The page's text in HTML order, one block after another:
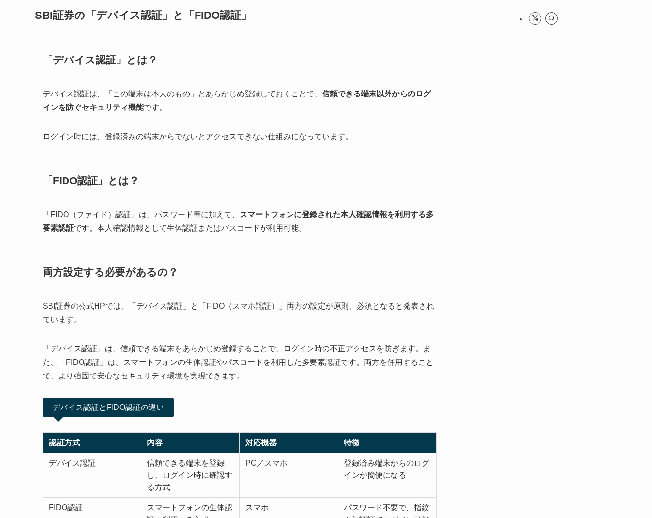
SBI証券の「デバイス認証」と「FIDO認証」
「デバイス認証」とは？
デバイス認証は、「この端末は本人のもの」とあらかじめ登録しておくことで、 信頼できる端末以外からのログ
インを防ぐセキュリティ機能です。
ログイン時には、登録済みの端末からでないとアクセスできない仕組みになっています。
「FIDO認証」とは？
「FIDO（ファイド）認証」は、パスワード等に加えて、
スマートフォンに登録された本人確認情報を利用する多
要素認証です。本人確認情報として生体認証またはパスコードが利用可能。
両方設定する必要があるの？
SBI証券の公式HPでは、「デバイス認証」と「FIDO（スマホ認証）」両方の設定が原則、必須となると発表され
ています。
「デバイス認証」は、信頼できる端末をあらかじめ登録することで、ログイン時の不正アクセスを防ぎます。ま
た、「FIDO認証」は、スマートフォンの生体認証やパスコードを利用した多要素認証です。両方を併用すること
で、より強固で安心なセキュリティ環境を実現できます。
デバイス認証とFIDO認証の違い
認証方式 内容 対応機器 特徴
デバイス認証
信頼できる端末を登録
し、ログイン時に確認す
る方式
PC／スマホ
登録済み端末からのログ
インが簡便になる
FIDO認証
スマートフォンの生体認
スマホ
パスワード不要で、指紋